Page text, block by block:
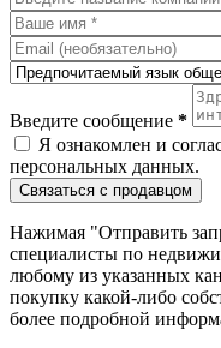
Введите сообщение *
Я ознакомлен и
персональных данных.
Связаться с продавцом
Нажимая "Отправить
специалисты по
любому из указанных
покупку какой-либо
более подробной